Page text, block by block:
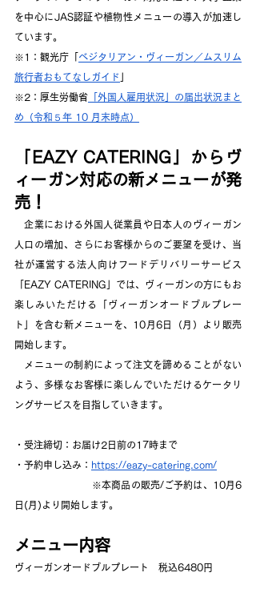
を中心にJAS認証や植物性メニューの導入が加速し
ています。
※1：観光庁「 ベジタリアン・ヴィーガン／ムスリム
旅行者おもてなしガイド
※2：厚生労働省 「外国人雇用状況」の届出状況まと
め（令和５年 10 月末時点）
「EAZY CATERING」からヴ
ィーガン対応の新メニューが発
売！
企業における外国人従業員や日本人のヴィーガン
人口の増加、さらにお客様からのご要望を受け、当
社が運営する法人向けフードデリバリーサービス
「EAZY CATERING」では、ヴィーガンの方にもお
楽しみいただける「ヴィーガンオードブルプレー
ト」を含む新メニューを、10月6日（月）より販売
開始します。
メニューの制約によって注文を諦めることがない
よう、多様なお客様に楽しんでいただけるケータリ
ングサービスを目指していきます。
・受注締切：お届け2日前の17時まで
・予約申し込み： https://eazy-catering.com/
※本商品の販売/ご予約は、10月6
日(月)より開始します。
メニュー内容
ヴィーガンオードブルプレート　税込6480円